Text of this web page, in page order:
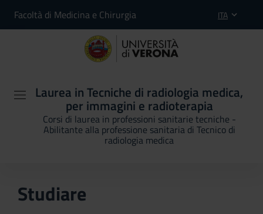
Facoltà di Medicina e Chirurgia ITA
Laurea in Tecniche di radiologia medica,
per immagini e radioterapia
Corsi di laurea in professioni sanitarie tecniche -
Abilitante alla professione sanitaria di Tecnico di
radiologia medica
Studiare